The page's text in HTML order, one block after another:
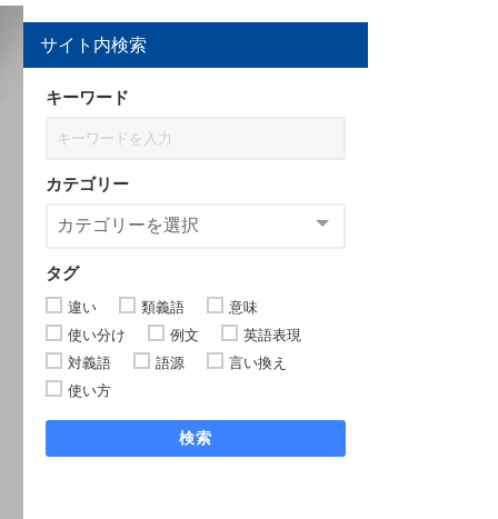
サイト内検索
キーワード
カテゴリー
タグ
違い 類義語
意味
使い分け
例文
英語表現
対義語
語源
言い換え
使い方
検索